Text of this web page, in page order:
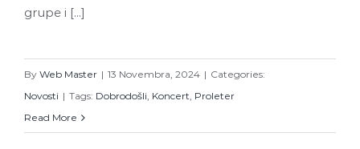
grupe i [...]
By Web Master | 13 Novembra, 2024 | Categories:
Novosti | Tags: Dobrodošli, Koncert, Proleter
Read More